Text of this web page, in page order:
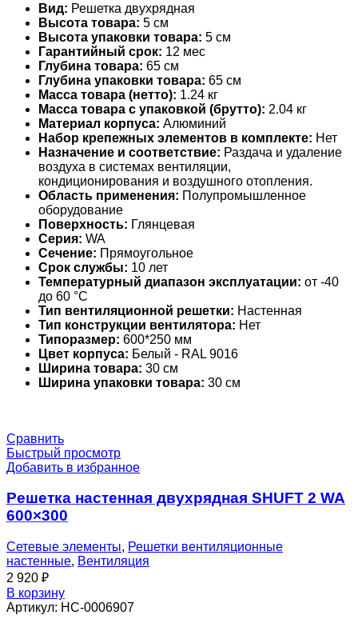
Вид: Решетка двухрядная
Высота товара: 5 см
Высота упаковки товара: 5 см
Гарантийный срок: 12 мес
Глубина товара: 65 см
Глубина упаковки товара: 65 см
Масса товара (нетто): 1.24 кг
Масса товара с упаковкой (брутто): 2.04 кг
Материал корпуса: Алюминий
Набор крепежных элементов в комплекте: Нет
Назначение и соответствие: Раздача и удаление
воздуха в системах вентиляции,
кондиционирования и воздушного отопления.
Область применения: Полупромышленное
оборудование
Поверхность: Глянцевая
Серия: WA
Сечение: Прямоугольное
Срок службы: 10 лет
Температурный диапазон эксплуатации: от -40
до 60 °С
Тип вентиляционной решетки: Настенная
Тип конструкции вентилятора: Нет
Типоразмер: 600*250 мм
Цвет корпуса: Белый - RAL 9016
Ширина товара: 30 см
Ширина упаковки товара: 30 см
Сравнить
Быстрый просмотр
Добавить в избранное
Решетка настенная двухрядная SHUFT 2 WA
600×300
Сетевые элементы, Решетки вентиляционные
настенные, Вентиляция
2 920 ₽
В корзину
Артикул: НС-0006907